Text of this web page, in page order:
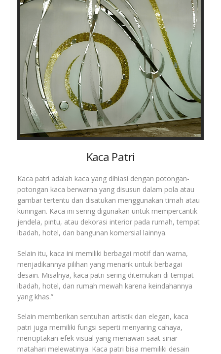
Kaca Patri
Kaca patri adalah kaca yang dihiasi dengan potongan-
potongan kaca berwarna yang disusun dalam pola atau
gambar tertentu dan disatukan menggunakan timah atau
kuningan. Kaca ini sering digunakan untuk mempercantik
jendela, pintu, atau dekorasi interior pada rumah, tempat
ibadah, hotel, dan bangunan komersial lainnya.
Selain itu, kaca ini memiliki berbagai motif dan warna,
menjadikannya pilihan yang menarik untuk berbagai
desain. Misalnya, kaca patri sering ditemukan di tempat
ibadah, hotel, dan rumah mewah karena keindahannya
yang khas.”
Selain memberikan sentuhan artistik dan elegan, kaca
patri juga memiliki fungsi seperti menyaring cahaya,
menciptakan efek visual yang menawan saat sinar
matahari melewatinya. Kaca patri bisa memiliki desain